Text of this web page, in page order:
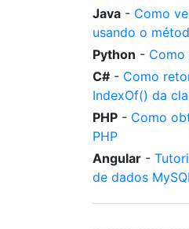
Java - Como
usando o
Python -
C# - Como
IndexOf() da
PHP - Como
PHP
Angular -
de dados